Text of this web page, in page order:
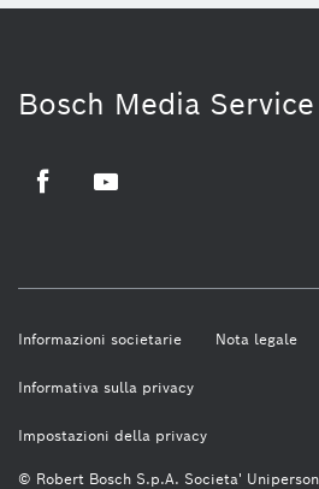
Bosch Media Service
© Robert Bosch S.p.A. Societa'
Informazioni societarie Nota legale
Informativa sulla privacy
Impostazioni della privacy